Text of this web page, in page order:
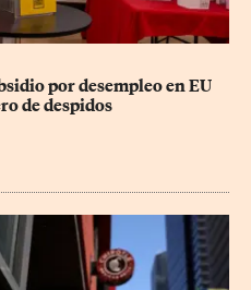
por desempleo en EU
de despidos